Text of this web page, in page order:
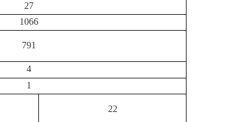
27
1066
791
4
1
22